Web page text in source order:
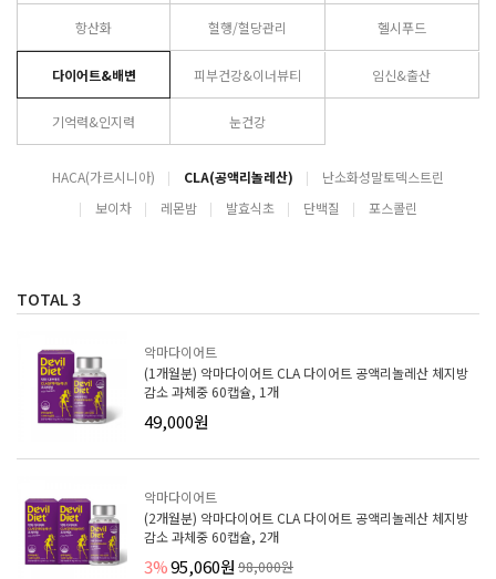
항산화 혈행/혈당관리 헬시푸드
다이어트&배변 피부건강&이너뷰티 임신&출산
기억력&인지력 눈건강
HACA(가르시니아) CLA(공액리놀레산)
난소화성말토덱스트린
보이차
레몬밤 발효식초 단백질 포스콜린
TOTAL3
악마다이어트
(1개월분) 악마다이어트 CLA 다이어트 공액리놀레산 체지방
감소 과체중 60캡슐, 1개
49,000원
악마다이어트
(2개월분) 악마다이어트 CLA 다이어트 공액리놀레산 체지방
감소 과체중 60캡슐, 2개
3%95,060원 98,000원